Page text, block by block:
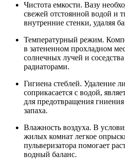
Чистота емкости. Вазу
свежей отстоянной водой и
внутренние стенки, удаляя
Температурный режим.
в затененном прохладном
солнечных лучей и
радиаторами.
Гигиена стеблей. Удаление
соприкасается с водой,
для предотвращения
запаха.
Влажность воздуха. В
жилых комнат легкое
пульверизатора помогает
водный баланс.